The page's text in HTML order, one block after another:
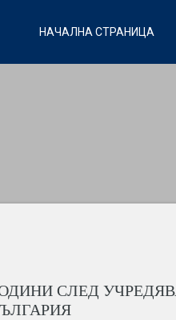
НАЧАЛНА СТРАНИЦА
СЛЕД